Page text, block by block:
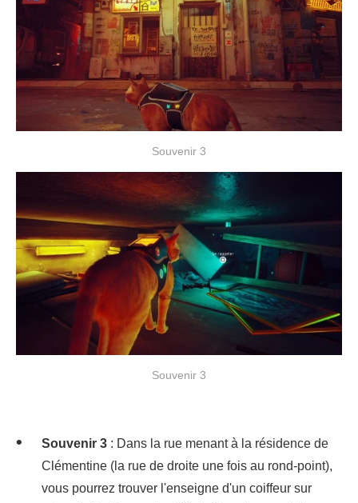
Souvenir 3
Souvenir 3
Souvenir 3 : Dans la rue menant à la résidence de
Clémentine (la rue de droite une fois au rond-point),
vous pourrez trouver l'enseigne d'un coiffeur sur